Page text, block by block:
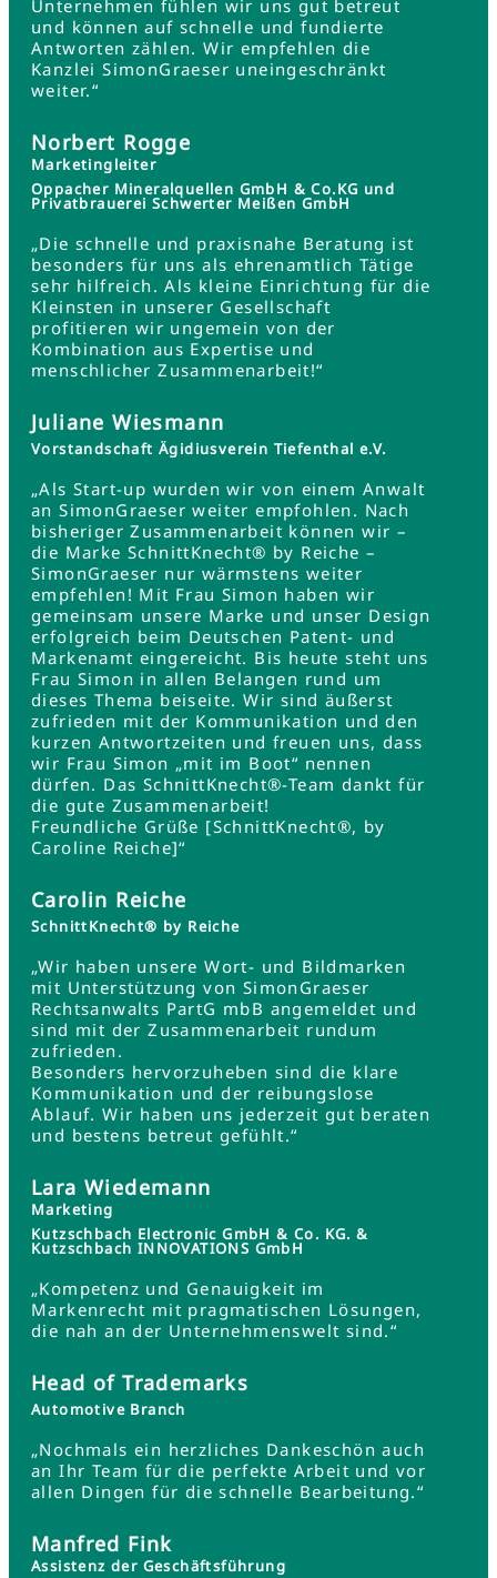
Unternehmen fühlen wir uns gut betreut
und können auf schnelle und fundierte
Antworten zählen. Wir empfehlen die
Kanzlei SimonGraeser uneingeschränkt
weiter.“
Norbert Rogge
Marketingleiter
Oppacher Mineralquellen GmbH & Co.KG und
Privatbrauerei Schwerter Meißen GmbH
„Die schnelle und praxisnahe Beratung ist
besonders für uns als ehrenamtlich Tätige
sehr hilfreich. Als kleine Einrichtung für die
Kleinsten in unserer Gesellschaft
profitieren wir ungemein von der
Kombination aus Expertise und
menschlicher Zusammenarbeit!“
Juliane Wiesmann
Vorstandschaft Ägidiusverein Tiefenthal e.V.
„Als Start-up wurden wir von einem Anwalt
an SimonGraeser weiter empfohlen. Nach
bisheriger Zusammenarbeit können wir –
die Marke SchnittKnecht® by Reiche –
SimonGraeser nur wärmstens weiter
empfehlen! Mit Frau Simon haben wir
gemeinsam unsere Marke und unser Design
erfolgreich beim Deutschen Patent- und
Markenamt eingereicht. Bis heute steht uns
Frau Simon in allen Belangen rund um
dieses Thema beiseite. Wir sind äußerst
zufrieden mit der Kommunikation und den
kurzen Antwortzeiten und freuen uns, dass
wir Frau Simon „mit im Boot“ nennen
dürfen. Das SchnittKnecht®-Team dankt für
die gute Zusammenarbeit!
Freundliche Grüße [SchnittKnecht®, by
Caroline Reiche]“
Carolin Reiche
SchnittKnecht® by Reiche
„Wir haben unsere Wort- und Bildmarken
mit Unterstützung von SimonGraeser
Rechtsanwalts PartG mbB angemeldet und
sind mit der Zusammenarbeit rundum
zufrieden.
Besonders hervorzuheben sind die klare
Kommunikation und der reibungslose
Ablauf. Wir haben uns jederzeit gut beraten
und bestens betreut gefühlt.“
Lara Wiedemann
Marketing
Kutzschbach Electronic GmbH & Co. KG. &
Kutzschbach INNOVATIONS GmbH
„Kompetenz und Genauigkeit im
Markenrecht mit pragmatischen Lösungen,
die nah an der Unternehmenswelt sind.“
Head of Trademarks
Automotive Branch
„Nochmals ein herzliches Dankeschön auch
an Ihr Team für die perfekte Arbeit und vor
allen Dingen für die schnelle Bearbeitung.“
Manfred Fink
Assistenz der Geschäftsführung